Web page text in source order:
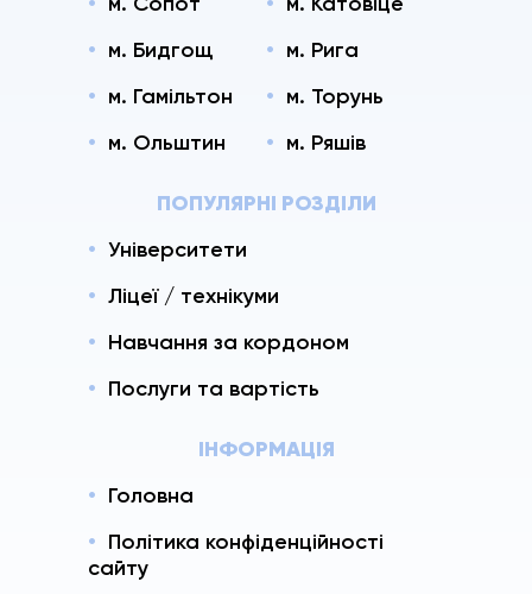
м. Бидгощ
м. Рига
м. Гамільтон
м. Торунь
м. Ольштин
м. Ряшів
ПОПУЛЯРНІ РОЗДІЛИ
Університети
Ліцеї / технікуми
Навчання за кордоном
Послуги та вартість
ІНФОРМАЦІЯ
Головна
Політика конфіденційності
сайту